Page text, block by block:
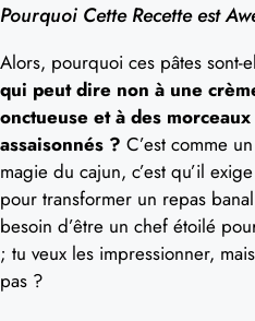
Pourquoi Cette Recette est
Alors, pourquoi ces pâtes sont-
qui peut dire non à une
onctueuse et à des
assaisonnés ? C’est comme
magie du cajun, c’est qu’il
pour transformer un repas
besoin d’être un chef étoilé
; tu veux les impressionner,
pas ?